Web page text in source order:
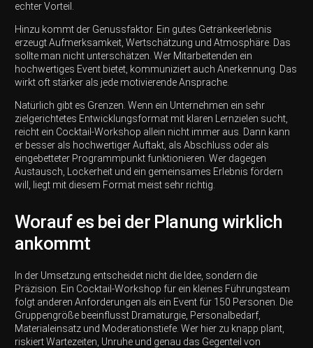
echter Vorteil.
Hinzu kommt der Genussfaktor. Ein gutes Getränkeerlebnis
erzeugt Aufmerksamkeit, Wertschätzung und Atmosphäre. Das
sollte man nicht unterschätzen. Wer Mitarbeitenden ein
hochwertiges Event bietet, kommuniziert auch Anerkennung. Das
wirkt oft stärker als jede motivierende Ansprache.
Natürlich gibt es Grenzen. Wenn ein Unternehmen ein sehr
zielgerichtetes Entwicklungsformat mit klaren Lernzielen sucht,
reicht ein Cocktail-Workshop allein nicht immer aus. Dann kann
er besser als hochwertiger Auftakt, als Abschluss oder als
eingebetteter Programmpunkt funktionieren. Wer dagegen
Austausch, Lockerheit und ein gemeinsames Erlebnis fördern
will, liegt mit diesem Format meist sehr richtig.
Worauf es bei der Planung wirklich
ankommt
In der Umsetzung entscheidet nicht die Idee, sondern die
Präzision. Ein Cocktail-Workshop für ein kleines Führungsteam
folgt anderen Anforderungen als ein Event für 150 Personen. Die
Gruppengröße beeinflusst Dramaturgie, Personalbedarf,
Materialeinsatz und Moderationstiefe. Wer hier zu knapp plant,
riskiert Wartezeiten, Unruhe und genau das Gegenteil von